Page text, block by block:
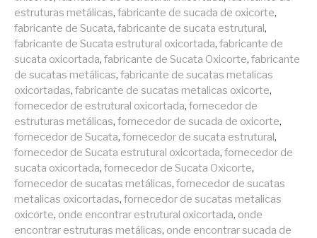
estruturas metálicas, fabricante de sucada de oxicorte,
fabricante de Sucata, fabricante de sucata estrutural ,
fabricante de Sucata estrutural oxicortada, fabricante de
sucata oxicortada, fabricante de Sucata Oxicorte, fabricante
de sucatas metálicas, fabricante de sucatas metalicas
oxicortadas, fabricante de sucatas metalicas oxicorte,
fornecedor de estrutural oxicortada, fornecedor de
estruturas metálicas, fornecedor de sucada de oxicorte,
fornecedor de Sucata, fornecedor de sucata estrutural ,
fornecedor de Sucata estrutural oxicortada, fornecedor de
sucata oxicortada, fornecedor de Sucata Oxicorte,
fornecedor de sucatas metálicas, fornecedor de sucatas
metalicas oxicortadas, fornecedor de sucatas metalicas
oxicorte, onde encontrar estrutural oxicortada, onde
encontrar estruturas metálicas, onde encontrar sucada de